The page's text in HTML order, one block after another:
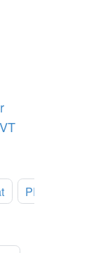
PDF/A